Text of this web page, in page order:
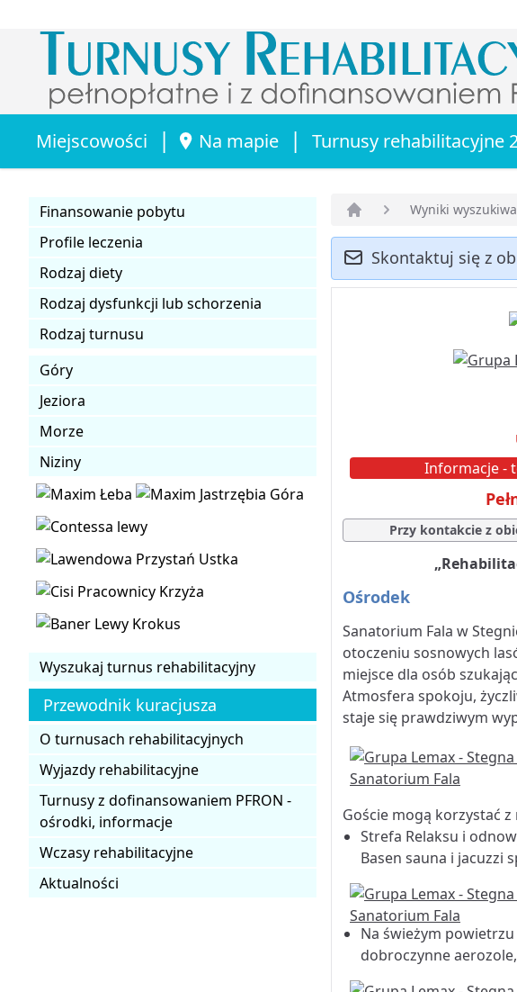
Miejscowości | Na mapie | Turnusy rehabilitacyjne
Finansowanie pobytu
Profile leczenia
Rodzaj diety
Rodzaj dysfunkcji lub schorzenia
Rodzaj turnusu
Góry
Jeziora
Morze
Niziny
Wyszukaj turnus rehabilitacyjny
Przewodnik kuracjusza
O turnusach rehabilitacyjnych
Wyjazdy rehabilitacyjne
Turnusy z dofinansowaniem PFRON -
ośrodki, informacje
Wczasy rehabilitacyjne
Aktualności
Wyniki
Skontaktuj się z
Informacje -
Przy kontakcie z
Ośrodek
Sanatorium Fala w
otoczeniu sosnowych
miejsce dla osób
Atmosfera spokoju,
staje się prawdziwym
Goście mogą korzystać
Strefa Relaksu i
Basen sauna i jacuzzi
Na świeżym
dobroczynne